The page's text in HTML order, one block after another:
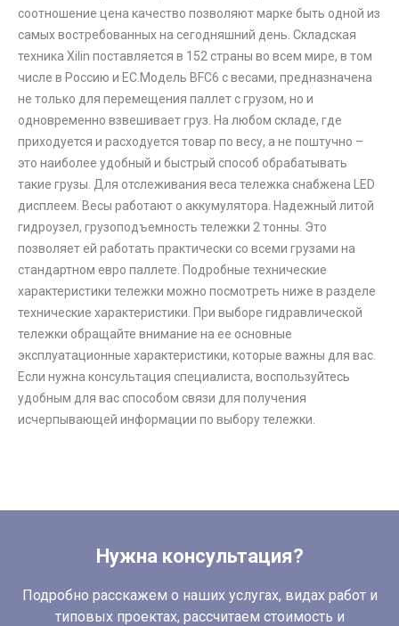
соотношение цена качество позволяют марке быть одной из
самых востребованных на сегодняшний день. Складская
техника Xilin поставляется в 152 страны во всем мире, в том
числе в Россию и ЕС.Модель BFC6 с весами, предназначена
не только для перемещения паллет с грузом, но и
одновременно взвешивает груз. На любом складе, где
приходуется и расходуется товар по весу, а не поштучно –
это наиболее удобный и быстрый способ обрабатывать
такие грузы. Для отслеживания веса тележка снабжена LED
дисплеем. Весы работают о аккумулятора. Надежный литой
гидроузел, грузоподъемность тележки 2 тонны. Это
позволяет ей работать практически со всеми грузами на
стандартном евро паллете. Подробные технические
характеристики тележки можно посмотреть ниже в разделе
технические характеристики. При выборе гидравлической
тележки обращайте внимание на ее основные
эксплуатационные характеристики, которые важны для вас.
Если нужна консультация специалиста, воспользуйтесь
удобным для вас способом связи для получения
исчерпывающей информации по выбору тележки.
Нужна консультация?
Подробно расскажем о наших услугах, видах работ и
типовых проектах, рассчитаем стоимость и